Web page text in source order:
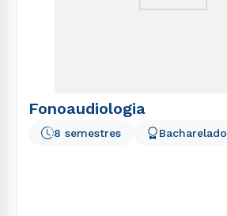
Fonoaudiologia
8 semestres Bacharelado